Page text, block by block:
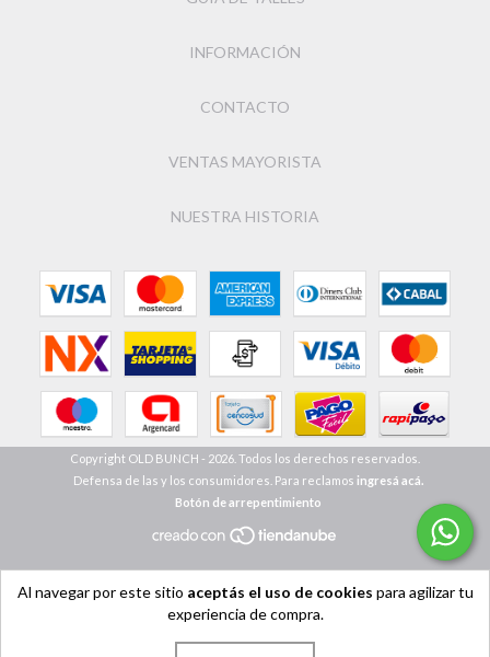
Al navegar por este sitio aceptás el uso de cookies para agilizar tu
experiencia de compra.
INFORMACIÓN
CONTACTO
VENTAS MAYORISTA
NUESTRA HISTORIA
Copyright OLD BUNCH - 2026. Todos los derechos reservados.
Defensa de las y los consumidores. Para reclamos ingresá acá.
Botón de arrepentimiento